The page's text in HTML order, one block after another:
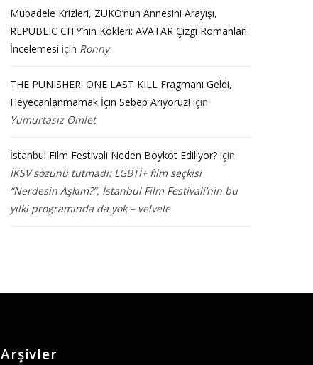
Mübadele Krizleri, ZUKO’nun Annesini Arayışı,
REPUBLIC CITY’nin Kökleri: AVATAR Çizgi Romanları
İncelemesi için Ronny
THE PUNISHER: ONE LAST KILL Fragmanı Geldi,
Heyecanlanmamak İçin Sebep Arıyoruz! için
Yumurtasız Omlet
İstanbul Film Festivali Neden Boykot Ediliyor? için
İKSV sözünü tutmadı: LGBTİ+ film seçkisi
“Nerdesin Aşkım?”, İstanbul Film Festivali’nin bu
yılki programında da yok – velvele
Arşivler